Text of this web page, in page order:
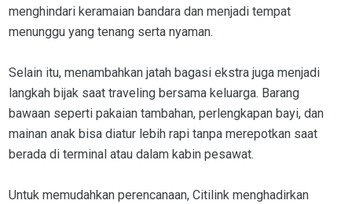
menghindari keramaian bandara dan menjadi tempat
menunggu yang tenang serta nyaman.
Selain itu, menambahkan jatah bagasi ekstra juga menjadi
langkah bijak saat traveling bersama keluarga. Barang
bawaan seperti pakaian tambahan, perlengkapan bayi, dan
mainan anak bisa diatur lebih rapi tanpa merepotkan saat
berada di terminal atau dalam kabin pesawat.
Untuk memudahkan perencanaan, Citilink menghadirkan